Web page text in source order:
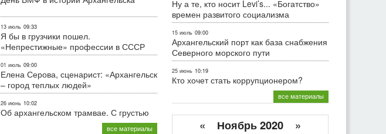
13 июль 09:33
Я бы в грузчики пошел.
«Непрестижные» профессии в СССР
01 июль 09:00
Елена Серова, сценарист: «Архангельск
– город теплых людей»
26 июнь 10:02
Об архангельском трамвае. С грустью
все материалы
Ну а те, кто носит Levi’s... «Богатство»
времен развитого социализма
15 июль 09:00
Архангельский порт как база снабжения
Северного морского пути
25 июнь 10:19
Кто хочет стать коррупционером?
все материалы
« Ноябрь 2020 »